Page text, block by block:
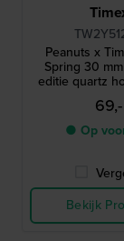
Peanuts x
Spring 30
editie quartz
Snoopy69,-
● Op
Bekijk